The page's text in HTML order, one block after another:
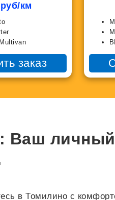
км
заказ
Ваш
в Томилино с